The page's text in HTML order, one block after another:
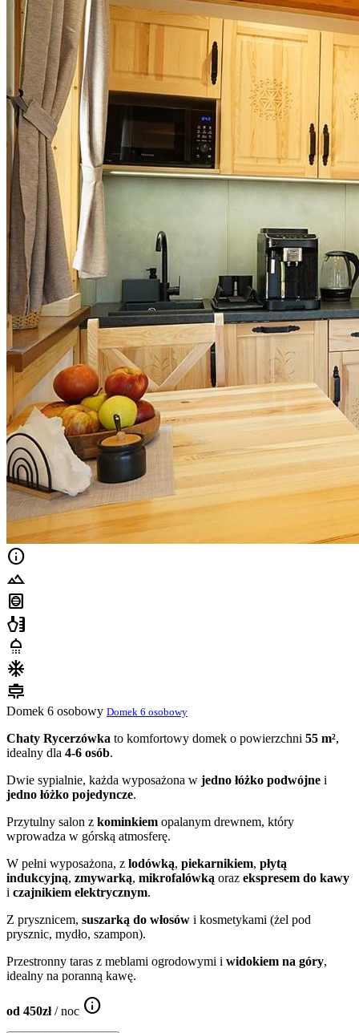
info
filter_hdr
hvac
health_and_beauty
shower
ac_unit
cooking
Domek 6 osobowy Domek 6 osobowy
Chaty Rycerzówka to komfortowy domek o powierzchni 55 m²,
idealny dla 4-6 osób.
Dwie sypialnie, każda wyposażona w jedno łóżko podwójne i
jedno łóżko pojedyncze.
Przytulny salon z kominkiem opalanym drewnem, który
wprowadza w górską atmosferę.
W pełni wyposażona, z lodówką, piekarnikiem, płytą
indukcyjną, zmywarką, mikrofalówką oraz ekspresem do kawy
i czajnikiem elektrycznym.
Z prysznicem, suszarką do włosów i kosmetykami (żel pod
prysznic, mydło, szampon).
Przestronny taras z meblami ogrodowymi i widokiem na góry,
idealny na poranną kawę.
od 450zł / noc info